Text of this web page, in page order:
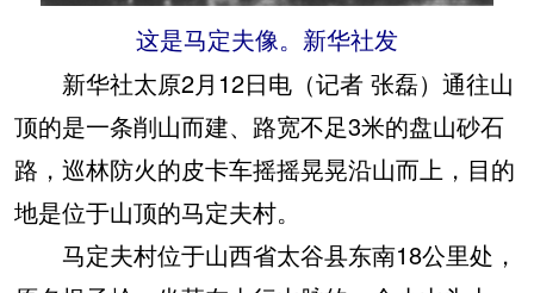
这是马定夫像。新华社发
新华社太原2月12日电（记者 张磊）通往山
顶的是一条削山而建、路宽不足3米的盘山砂石
路，巡林防火的皮卡车摇摇晃晃沿山而上，目的
地是位于山顶的马定夫村。
马定夫村位于山西省太谷县东南18公里处，